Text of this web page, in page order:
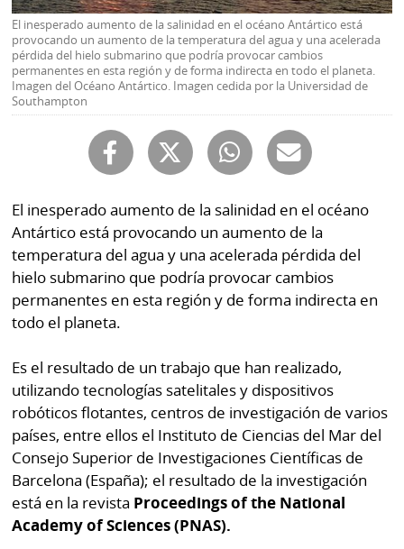
Buscador
Comunicados
Catálogos
Luctuosas
RSS
Temas
Autores
Notas
al
Buenas
prácticas
OTROS
Metro
por
Metro
Tienda
Panamá
Tus
Mi
Diario
Ellas
Club
La
Prensa
El inesperado aumento de la salinidad en el océano Antártico está
provocando un aumento de la temperatura del agua y una acelerada
pérdida del hielo submarino que podría provocar cambios
permanentes en esta región y de forma indirecta en todo el planeta.
Imagen del Océano Antártico. Imagen cedida por la Universidad de
Southampton
El inesperado aumento de la salinidad en el océano
Antártico está provocando un aumento de la
temperatura del agua y una acelerada pérdida del
hielo submarino que podría provocar cambios
permanentes en esta región y de forma indirecta en
todo el planeta.
Es el resultado de un trabajo que han realizado,
utilizando tecnologías satelitales y dispositivos
robóticos flotantes, centros de investigación de varios
países, entre ellos el Instituto de Ciencias del Mar del
Consejo Superior de Investigaciones Científicas de
Barcelona (España); el resultado de la investigación
está en la revista Proceedings of the National
Academy of Sciences (PNAS).